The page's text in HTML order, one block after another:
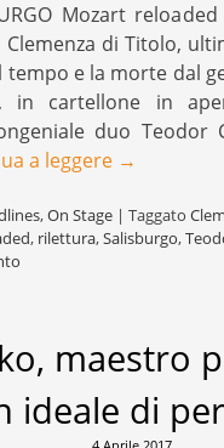
Mozart
di Titolo,
tempo e la morte dal
in cartellone in
duo Teodor
a leggere →
,On Stage | Taggato
, rilettura,Salisburgo,
maestro
ideale di